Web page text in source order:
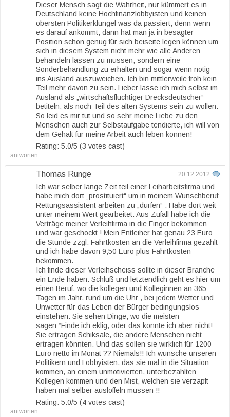
Dieser Mensch sagt die Wahrheit, nur kümmert es in
Deutschland keine Hochfinanzlobbyisten und keinen
obersten Politikerklüngel was da passiert, denn wenn
es darauf ankommt, dann hat man ja in besagter
Position schon genug für sich beiseite legen können um
sich in diesem System nicht mehr wie alle Anderen
behandeln lassen zu müssen, sondern eine
Sonderbehandlung zu erhalten und sogar wenn nötig
ins Ausland auszuweichen. Ich bin mittlerweile froh kein
Teil mehr davon zu sein. Lieber lasse ich mich selbst im
Ausland als „wirtschaftsflüchtiger Drecksdeutscher“
betiteln, als noch Teil des alten Systems sein zu wollen.
So leid es mir tut und so sehr meine Liebe zu den
Menschen auch zur Selbstaufgabe tendierte, ich will von
dem Gehalt für meine Arbeit auch leben können!
Rating: 5.0/5 (3 votes cast)
antworten
Thomas Runge 20.12.2012
Ich war selber lange Zeit teil einer Leiharbeitsfirma und
habe mich dort „prostituiert“ um in meinem Wunschberuf
Rettungsassistent arbeiten zu „dürfen“ . Habe dort weit
unter meinem Wert gearbeitet. Aus Zufall habe ich die
Verträge meiner Verleihfirma in die Finger bekommen
und war geschockt ! Mein Entleiher hat genau 23 Euro
die Stunde zzgl. Fahrtkosten an die Verleihfirma gezahlt
und ich habe davon 9,50 Euro plus Fahrtkosten
bekommen.
Ich finde dieser Verleihscheiss sollte in dieser Branche
ein Ende haben. Schluß und letztendlich geht es hier um
einen Beruf, wo die kollegen und Kolleginnen an 365
Tagen im Jahr, rund um die Uhr , bei jedem Wetter und
Unwetter für das Leben der Bürger bedingungslos
einstehen. Sie sehen Dinge, wo die meisten
sagen:“Finde ich eklig, oder das könnte ich aber nicht!
Sie ertragen Schiksale, die andere Menschen nicht
ertragen könnten. Und das sollen sie wirklich für 1200
Euro netto im Monat ?? Niemals!! Ich wünsche unseren
Politikern und Lobbyisten, das sie mal in die Situation
kommen, an einem unmotivierten, unterbezahlten
Kollegen kommen und den Mist, welchen sie verzapft
haben mal selber auslöffeln müssen !!
Rating: 5.0/5 (4 votes cast)
antworten